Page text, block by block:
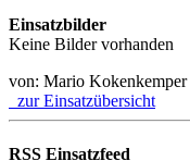
Einsatzbilder
Keine Bilder vorhanden
von: Mario Kokenkemper
zur Einsatzübersicht
RSS Einsatzfeed